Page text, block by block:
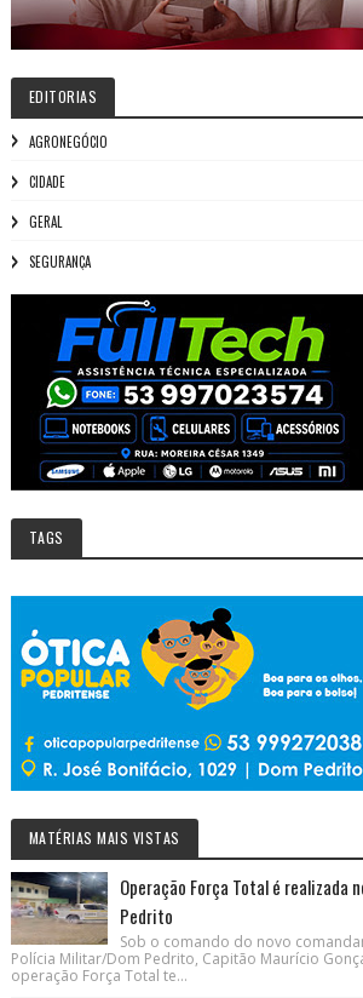
EDITORIAS
AGRONEGÓCIO
CIDADE
GERAL
SEGURANÇA
TAGS
MATÉRIAS MAIS VISTAS
Operação Força Total é realizada
Pedrito
Sob o comando do novo
Polícia Militar/Dom Pedrito, Capitão Maurício
operação Força Total te...